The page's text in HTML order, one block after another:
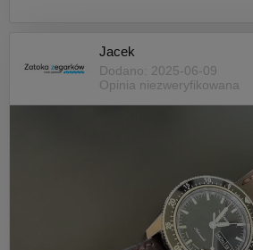
Jacek
Dodano: 2025-06-09
Opinia niezweryfikowana